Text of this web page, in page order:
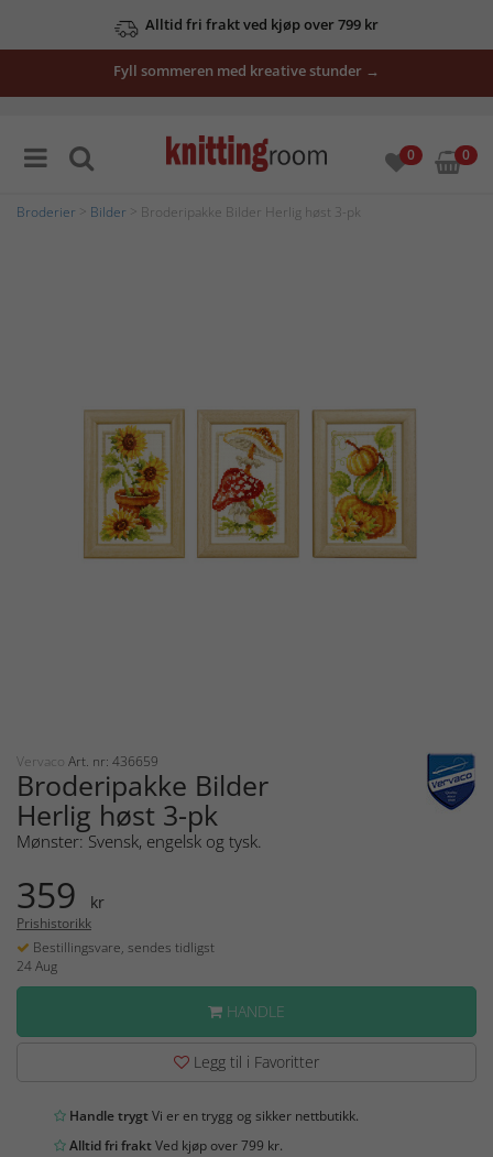
Alltid fri frakt ved kjøp over 799 kr
Fyll sommeren med kreative stunder →
0 0
Broderier Bilder > Broderipakke Bilder Herlig høst 3-pk
Vervaco Art. nr: 436659
Broderipakke Bilder
Herlig høst 3-pk
Mønster: Svensk, engelsk og tysk.
359 kr
Prishistorikk
Bestillingsvare, sendes tidligst
24 Aug
HANDLE
Legg til i Favoritter
Handle trygtVi er en trygg og sikker nettbutikk.
Alltid fri fraktVed kjøp over 799 kr.